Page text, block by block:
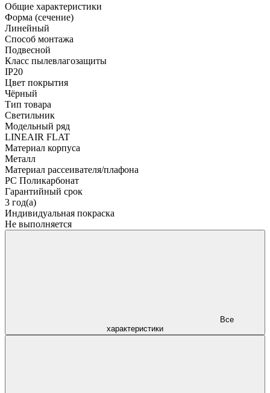
Общие характеристики
Форма (сечение)
Линейный
Способ монтажа
Подвесной
Класс пылевлагозащиты
IP20
Цвет покрытия
Чёрный
Тип товара
Светильник
Модельный ряд
LINEAIR FLAT
Материал корпуса
Металл
Материал рассеивателя/плафона
PC Поликарбонат
Гарантийный срок
3 год(а)
Индивидуальная покраска
Не выполняется
характеристики